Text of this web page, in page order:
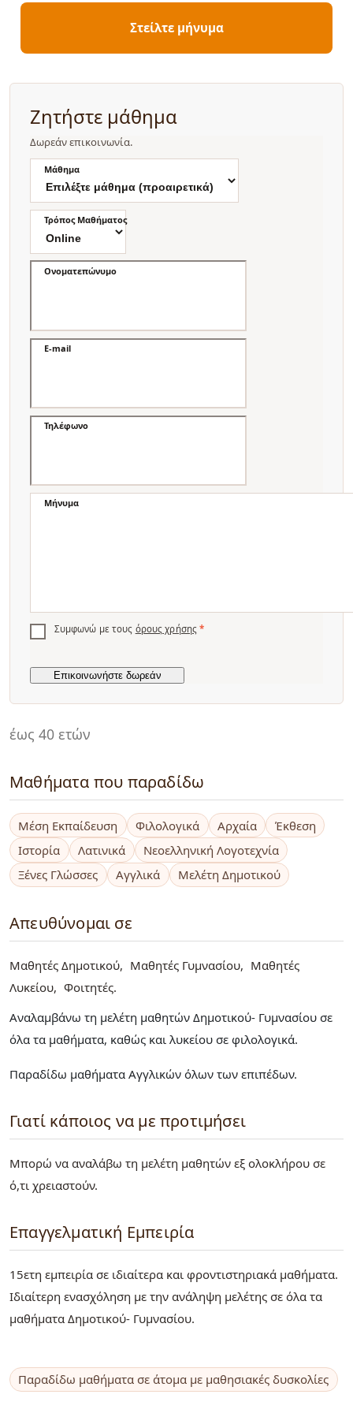
έως 40 ετών
Μαθήματα που παραδίδω
Μέση Εκπαίδευση Φιλολογικά Αρχαία
Έκθεση
Ιστορία
Λατινικά
Νεοελληνική Λογοτεχνία
Ξένες Γλώσσες
Αγγλικά Μελέτη Δημοτικού
Απευθύνομαι σε
Μαθητές Δημοτικού Μαθητές Γυμνασίου
Μαθητές
Λυκείου
Φοιτητές
Αναλαμβάνω τη μελέτη μαθητών Δημοτικού- Γυμνασίου σε
όλα τα μαθήματα, καθώς και λυκείου σε φιλολογικά.
Παραδίδω μαθήματα Αγγλικών όλων των επιπέδων.
Γιατί κάποιος να με προτιμήσει
Μπορώ να αναλάβω τη μελέτη μαθητών εξ ολοκλήρου σε
ό,τι χρειαστούν.
Επαγγελματική Εμπειρία
15ετη εμπειρία σε ιδιαίτερα και φροντιστηριακά μαθήματα.
Ιδιαίτερη ενασχόληση με την ανάληψη μελέτης σε όλα τα
μαθήματα Δημοτικού- Γυμνασίου.
Παραδίδω μαθήματα σε άτομα με μαθησιακές δυσκολίες
Στείλτε μήνυμα
Ζητήστε μάθημα
Δωρεάν επικοινωνία.
Μάθημα
Τρόπος Μαθήματος
Ονοματεπώνυμο
E-mail
Τηλέφωνο
Μήνυμα
Συμφωνώ με τους όρους χρήσης *